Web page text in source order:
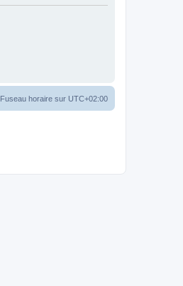
Fuseau horaire sur UTC+02:00